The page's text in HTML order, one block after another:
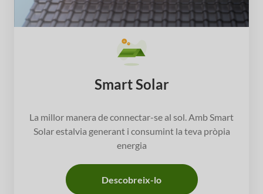
Smart Solar
La millor manera de connectar-se al sol. Amb Smart
Solar estalvia generant i consumint la teva pròpia
energia
Descobreix-lo